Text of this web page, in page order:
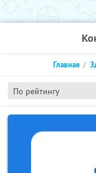
По рейтингу
Главная